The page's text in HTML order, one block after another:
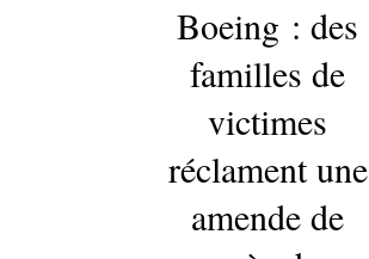
Boeing : des
familles de
victimes
réclament une
amende de